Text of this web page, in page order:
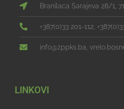
Branilaca Sarajeva 28/1,
+387(0)33 201-112,
info@zppks.ba,
LINKOVI